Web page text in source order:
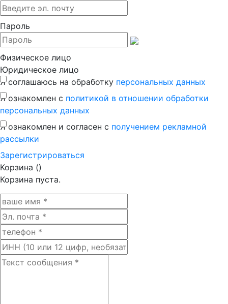
Пароль
Физическое лицо
Юридическое лицо
Я соглашаюсь на обработку персональных данных
Я ознакомлен с политикой в отношении обработки
персональных данных
Я ознакомлен и согласен с получением рекламной
рассылки
Зaрегистрироваться
Корзина ()
Корзина пуста.